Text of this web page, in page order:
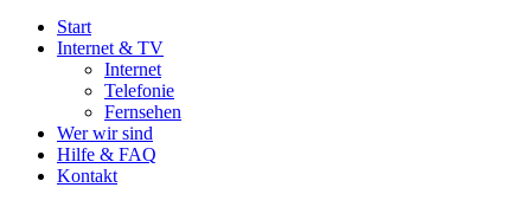
Start
Internet & TV
Internet
Telefonie
Fernsehen
Wer wir sind
Hilfe & FAQ
Kontakt